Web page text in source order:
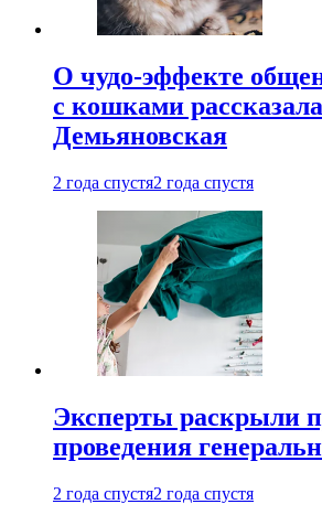
О чудо-эффекте
с кошками
Демьяновская
2 года спустя2 года спустя
Эксперты раскрыли
проведения
2 года спустя2 года спустя